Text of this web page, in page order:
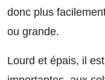
donc plus
ou grande.
Lourd et épais, il